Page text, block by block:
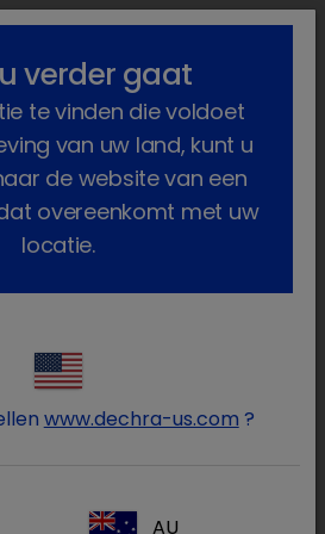
lock_outline search menu
Gezelschapsdieren
en knaagdieren
Voorschriftplichtig
verder gaat
te vinden die voldoet
van uw land, kunt u
de website van een
overeenkomt met uw
locatie.
www.dechra-us.com ?
AU